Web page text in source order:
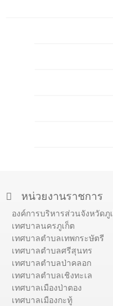
หน่วยงานราชการ
องค์การบริหารส่วนจังหวัดภู
เทศบาลนครภูเก็ต
เทศบาลตำบลเทพกระษัตรี
เทศบาลตำบลศรีสุนทร
เทศบาลตำบลป่าคลอก
เทศบาลตำบลเชิงทะเล
เทศบาลเมืองป่าตอง
เทศบาลเมืองกะทู้